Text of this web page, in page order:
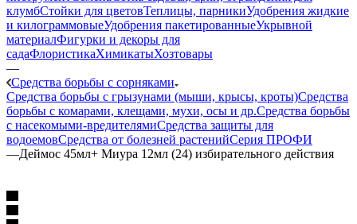
клумбСтойки для цветовТеплицы, парникиУдобрения жидкие
и килограммовыеУдобрения пакетированныеУкрывной
материалФигурки и декоры для
садаФлористикаХимикатыХозтовары
—
Средства борьбы с сорняками
Средства борьбы с грызунами (мыши, крысы, кроты)Средства
борьбы с комарами, клещами, мухи, осы и др.Средства борьбы
с насекомыми-вредителямиСредства защиты для
водоемовСредства от болезней растенийСерия ПРОФИ
—Деймос 45мл+ Миура 12мл (24) избирательного действия